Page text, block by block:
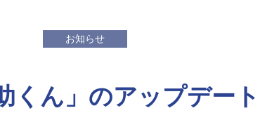
お知らせ
くん」のアップデート